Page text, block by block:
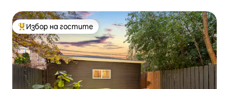
Най-популярен избор на гостите
Избор на гостите